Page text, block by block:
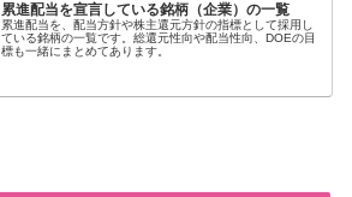
累進配当を宣言している銘柄（企業）の一覧
累進配当を、配当方針や株主還元方針の指標として採用し
ている銘柄の一覧です。総還元性向や配当性向、DOEの目
標も一緒にまとめてあります。